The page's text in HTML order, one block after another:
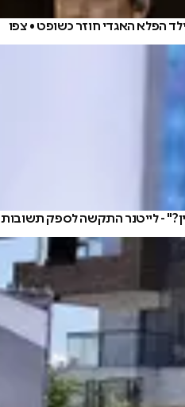
הפלא האגדי חוזר כשופט • צפו
- לייטנר התקשה לספק תשובות